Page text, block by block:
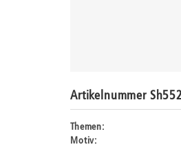
Artikelnummer
Themen:
Motiv: